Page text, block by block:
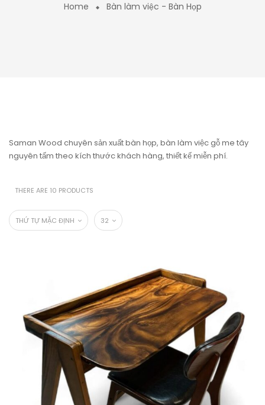
Home Bàn làm việc - Bàn Họp
Saman Wood chuyên sản xuất bàn họp, bàn làm việc gỗ me tây
nguyên tấm theo kích thước khách hàng, thiết kế miễn phí.
THERE ARE 10 PRODUCTS
THỨ TỰ MẶC ĐỊNH 32